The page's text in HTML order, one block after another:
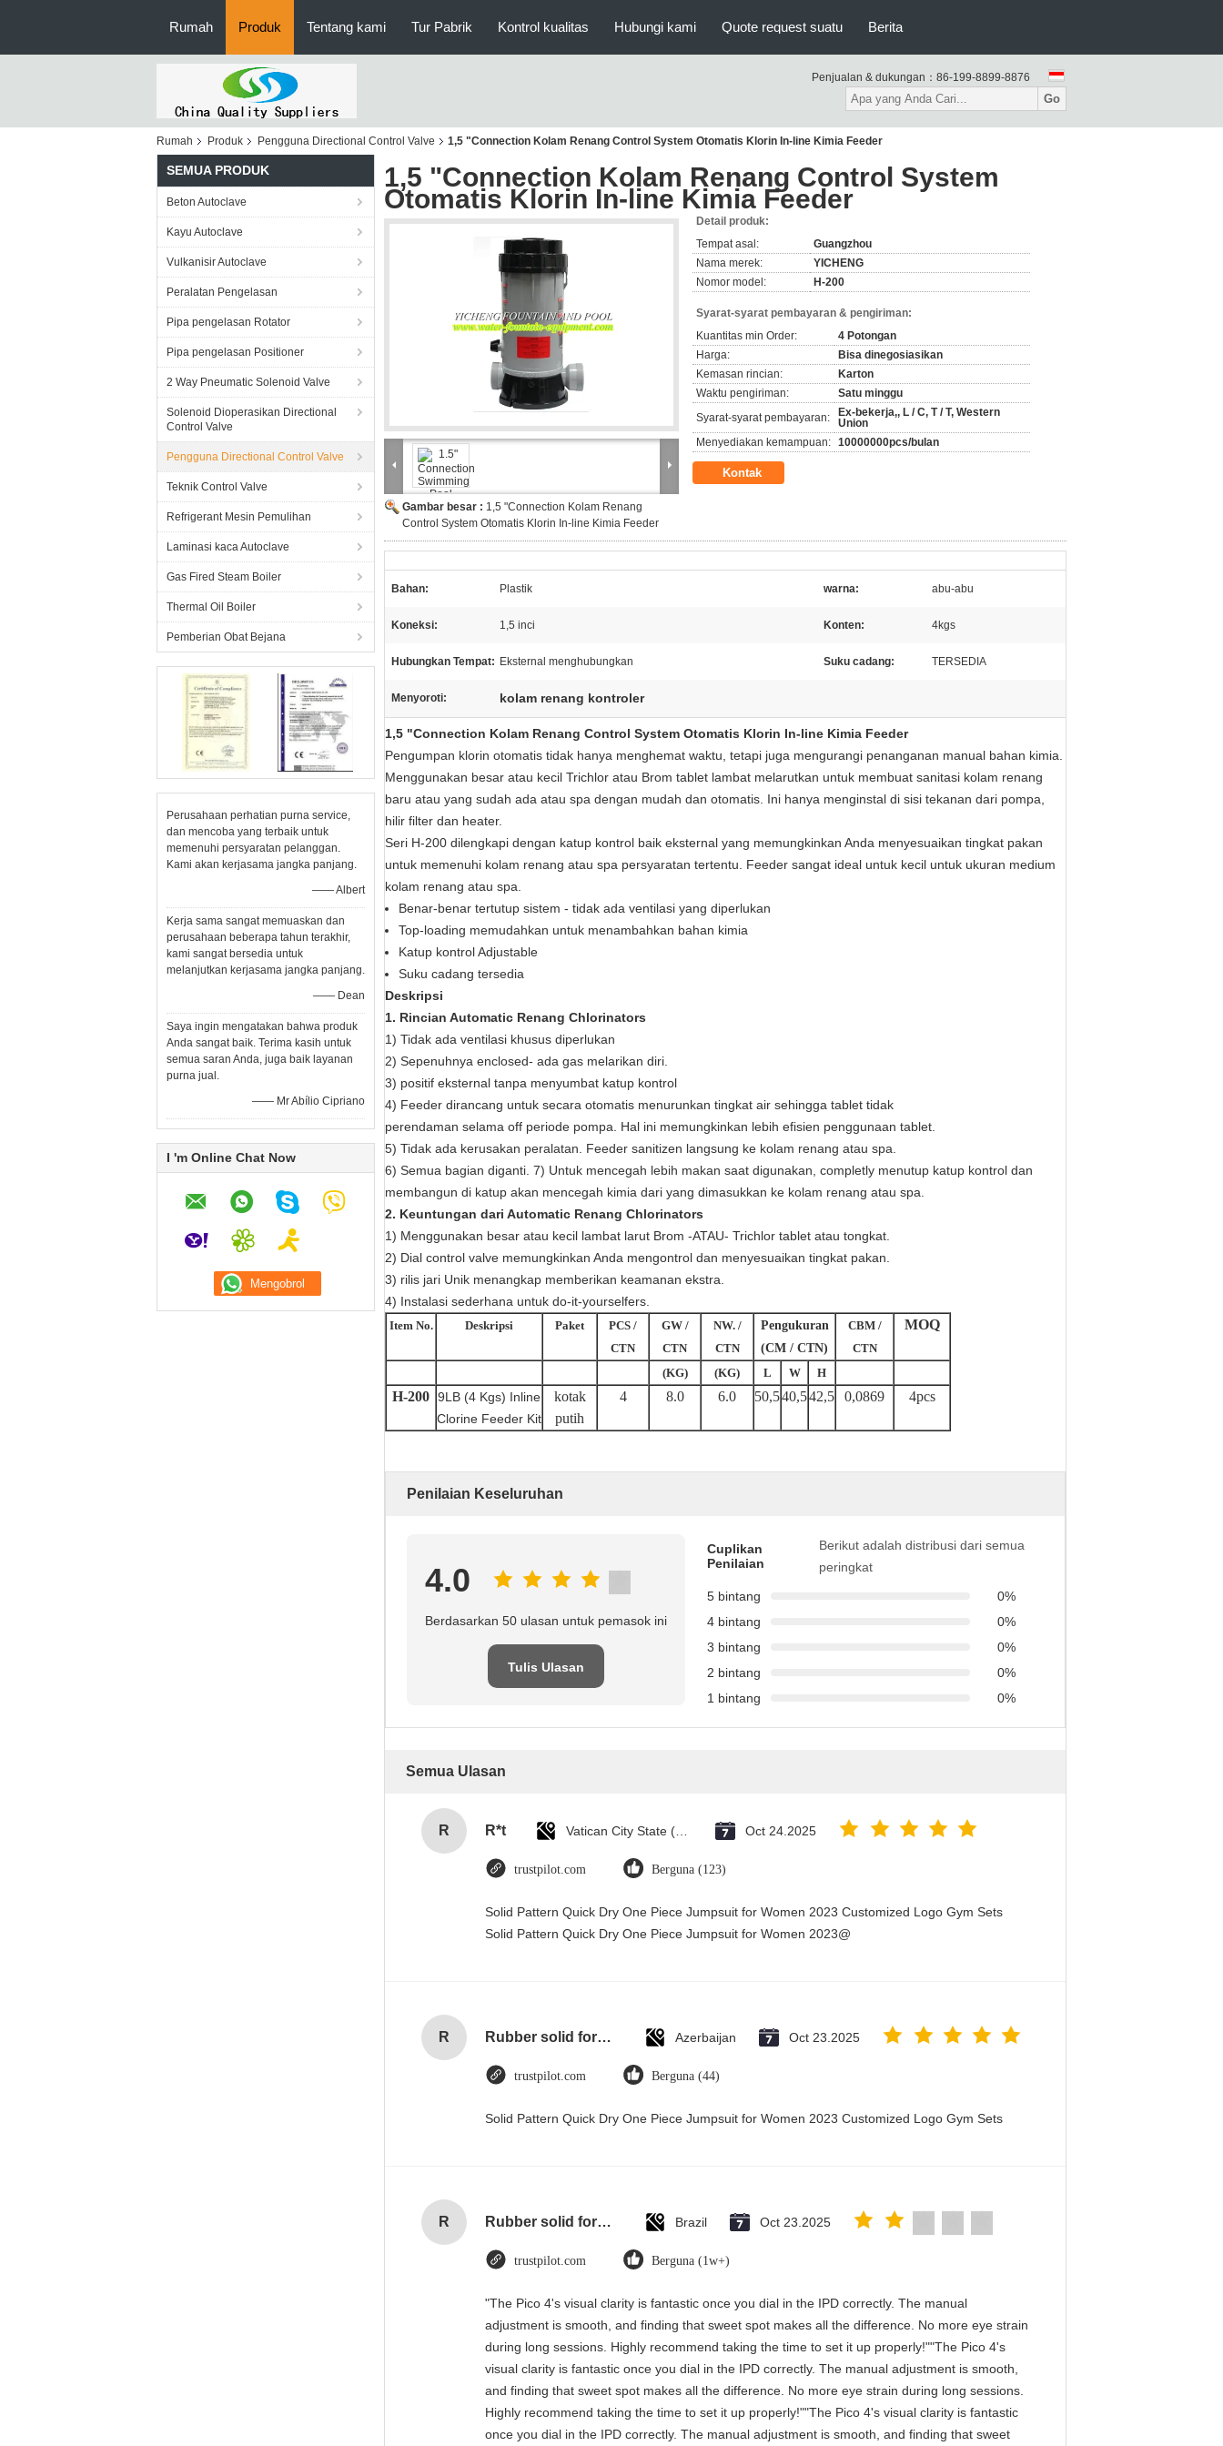
Rumah Produk Tentang kami Tur Pabrik Kontrol kualitas Hubungi kami Quote request suatu Berita
Penjualan & dukungan： 86-199-8899-8876
Go
Rumah Produk Pengguna Directional Control Valve 1,5 "Connection Kolam Renang Control System Otomatis Klorin In-line Kimia Feeder
SEMUA PRODUK
Beton Autoclave
Kayu Autoclave
Vulkanisir Autoclave
Peralatan Pengelasan
Pipa pengelasan Rotator
Pipa pengelasan Positioner
2 Way Pneumatic Solenoid Valve
Solenoid Dioperasikan Directional
Control Valve
Pengguna Directional Control Valve
Teknik Control Valve
Refrigerant Mesin Pemulihan
Laminasi kaca Autoclave
Gas Fired Steam Boiler
Thermal Oil Boiler
Pemberian Obat Bejana
Perusahaan perhatian purna service,
dan mencoba yang terbaik untuk
memenuhi persyaratan pelanggan.
Kami akan kerjasama jangka panjang.
—— Albert
Kerja sama sangat memuaskan dan
perusahaan beberapa tahun terakhir,
kami sangat bersedia untuk
melanjutkan kerjasama jangka panjang.
—— Dean
Saya ingin mengatakan bahwa produk
Anda sangat baik. Terima kasih untuk
semua saran Anda, juga baik layanan
purna jual.
—— Mr Abílio Cipriano
I 'm Online Chat Now
1,5 "Connection Kolam Renang Control System
Otomatis Klorin In-line Kimia Feeder
Gambar besar : 1,5 "Connection Kolam Renang
Control System Otomatis Klorin In-line Kimia Feeder
Detail produk:
Tempat asal:
Guangzhou
Nama merek:
YICHENG
Nomor model:
H-200
Syarat-syarat pembayaran & pengiriman:
Kuantitas min Order:
4 Potongan
Harga:
Bisa dinegosiasikan
Kemasan rincian:
Karton
Waktu pengiriman:
Satu minggu
Syarat-syarat pembayaran:
Ex-bekerja,, L / C, T / T, Western
Union
Menyediakan kemampuan: 10000000pcs/bulan
Kontak
Bahan: Plastik warna: abu-abu
Koneksi: 1,5 inci Konten: 4kgs
Hubungkan Tempat: Eksternal menghubungkan Suku cadang: TERSEDIA
Menyoroti: kolam renang kontroler
1,5 "Connection Kolam Renang Control System Otomatis Klorin In-line Kimia Feeder
Pengumpan klorin otomatis tidak hanya menghemat waktu, tetapi juga mengurangi penanganan manual bahan kimia.
Menggunakan besar atau kecil Trichlor atau Brom tablet lambat melarutkan untuk membuat sanitasi kolam renang
baru atau yang sudah ada atau spa dengan mudah dan otomatis. Ini hanya menginstal di sisi tekanan dari pompa,
hilir filter dan heater.
Seri H-200 dilengkapi dengan katup kontrol baik eksternal yang memungkinkan Anda menyesuaikan tingkat pakan
untuk memenuhi kolam renang atau spa persyaratan tertentu. Feeder sangat ideal untuk kecil untuk ukuran medium
kolam renang atau spa.
Benar-benar tertutup sistem - tidak ada ventilasi yang diperlukan
Top-loading memudahkan untuk menambahkan bahan kimia
Katup kontrol Adjustable
Suku cadang tersedia
Deskripsi
1. Rincian Automatic Renang Chlorinators
1) Tidak ada ventilasi khusus diperlukan
2) Sepenuhnya enclosed- ada gas melarikan diri.
3) positif eksternal tanpa menyumbat katup kontrol
4) Feeder dirancang untuk secara otomatis menurunkan tingkat air sehingga tablet tidak
perendaman selama off periode pompa.
Hal ini memungkinkan lebih efisien penggunaan tablet.
5) Tidak ada kerusakan peralatan.
Feeder sanitizen langsung ke kolam renang atau spa.
6) Semua bagian diganti. 7) Untuk mencegah lebih makan saat digunakan, completly menutup katup kontrol dan
membangun di katup akan mencegah kimia dari yang dimasukkan ke kolam renang atau spa.
2. Keuntungan dari Automatic Renang Chlorinators
1) Menggunakan besar atau kecil lambat larut Brom -ATAU- Trichlor tablet atau tongkat.
2) Dial control valve memungkinkan Anda mengontrol dan menyesuaikan tingkat pakan.
3) rilis jari Unik menangkap memberikan keamanan ekstra.
4) Instalasi sederhana untuk do-it-yourselfers.
Item No. Deskripsi Paket
PCS /
CTN
GW /
CTN
NW. /
CTN
Pengukuran
(CM / CTN)
CBM /
CTN
MOQ
(KG) (KG) L W H
H-200 9LB (4 Kgs) Inline
Clorine Feeder Kit
kotak
putih
4 8.0 6.0 50,540,542,5 0,0869 4pcs
Penilaian Keseluruhan
4.0
Berdasarkan 50 ulasan untuk pemasok ini
Tulis Ulasan
Cuplikan
Penilaian
Berikut adalah distribusi dari semua
peringkat
5 bintang
0%
4 bintang
0%
3 bintang
0%
2 bintang
0%
1 bintang
0%
Semua Ulasan
R R*t Oct 24.2025
trustpilot.com Berguna (123)
Solid Pattern Quick Dry One Piece Jumpsuit for Women 2023 Customized Logo Gym Sets
Solid Pattern Quick Dry One Piece Jumpsuit for Women 2023@
R Rubber solid forklift tires For material handling forklift Azerbaijan Oct 23.2025
trustpilot.com Berguna (44)
Solid Pattern Quick Dry One Piece Jumpsuit for Women 2023 Customized Logo Gym Sets
R Rubber solid forklift tires For material handling forklift Brazil Oct 23.2025
trustpilot.com Berguna (1w+)
"The Pico 4's visual clarity is fantastic once you dial in the IPD correctly. The manual
adjustment is smooth, and finding that sweet spot makes all the difference. No more eye strain
during long sessions. Highly recommend taking the time to set it up properly!""The Pico 4's
visual clarity is fantastic once you dial in the IPD correctly. The manual adjustment is smooth,
and finding that sweet spot makes all the difference. No more eye strain during long sessions.
Highly recommend taking the time to set it up properly!""The Pico 4's visual clarity is fantastic
once you dial in the IPD correctly. The manual adjustment is smooth, and finding that sweet